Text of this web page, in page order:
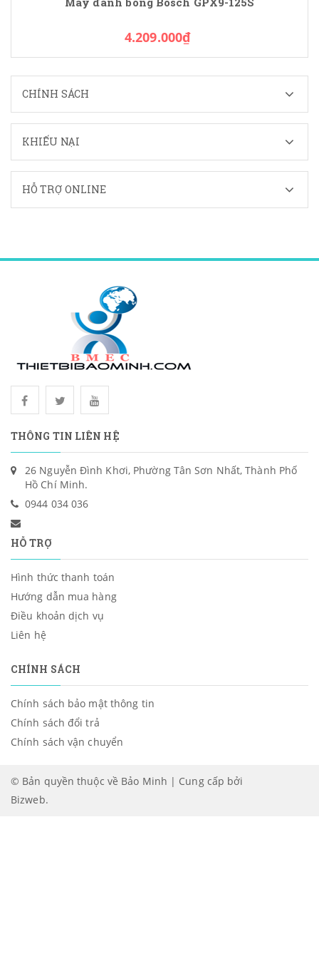
4.209.000₫
CHÍNH SÁCH
KHIẾU NẠI
HỖ TRỢ ONLINE
THÔNG TIN LIÊN HỆ
26 Nguyễn Đình Khơi, Phường Tân Sơn Nhất, Thành Phố
Hồ Chí Minh.
0944 034 036
HỖ TRỢ
Hình thức thanh toán
Hướng dẫn mua hàng
Điều khoản dịch vụ
Liên hệ
CHÍNH SÁCH
Chính sách bảo mật thông tin
Chính sách đổi trả
Chính sách vận chuyển
© Bản quyền thuộc về Bảo Minh | Cung cấp bởi
Bizweb.